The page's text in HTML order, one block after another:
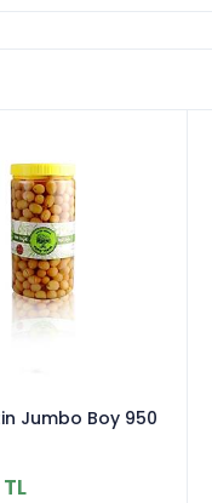
Jumbo Boy 950